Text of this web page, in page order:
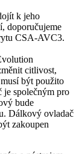
k jeho
doporučujeme
CSA-AVC3.
citlivost,
být použito
společným pro
bude
Dálkový ovladač
zakoupen